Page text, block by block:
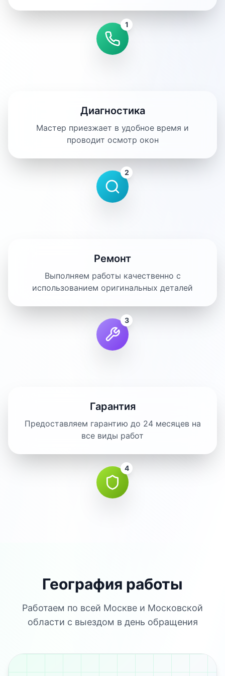
1
Диагностика
Мастер приезжает в удобное время и
проводит осмотр окон
2
Ремонт
Выполняем работы качественно с
использованием оригинальных деталей
3
Гарантия
Предоставляем гарантию до 24 месяцев на
все виды работ
4
География работы
Работаем по всей Москве и Московской
области с выездом в день обращения